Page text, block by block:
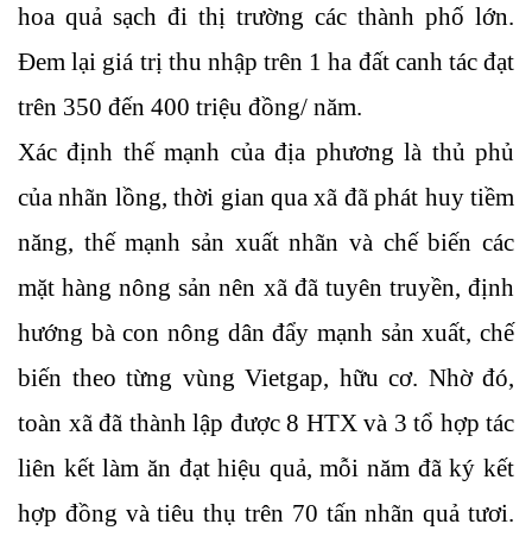
hoa quả sạch đi thị trường các thành phố lớn.
Đem lại giá trị thu nhập trên 1 ha đất canh tác đạt
trên 350 đến 400 triệu đồng/ năm.
Xác định thế mạnh của địa phương là thủ phủ
của nhãn lồng, thời gian qua xã đã phát huy tiềm
năng, thế mạnh sản xuất nhãn và chế biến các
mặt hàng nông sản nên xã đã tuyên truyền, định
hướng bà con nông dân đẩy mạnh sản xuất, chế
biến theo từng vùng Vietgap, hữu cơ. Nhờ đó,
toàn xã đã thành lập được 8 HTX và 3 tổ hợp tác
liên kết làm ăn đạt hiệu quả, mỗi năm đã ký kết
hợp đồng và tiêu thụ trên 70 tấn nhãn quả tươi.